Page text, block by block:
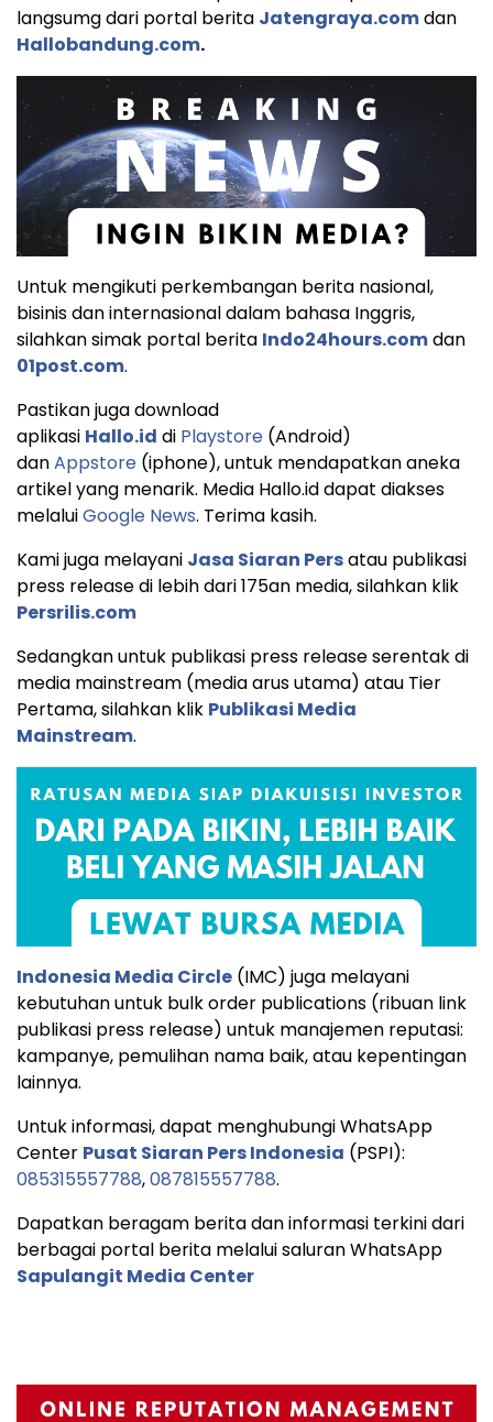
langsumg dari portal berita Jatengraya.comdan
Hallobandung.com.
Untuk mengikuti perkembangan berita nasional,
bisinis dan internasional dalam bahasa Inggris,
silahkan simak portal berita Indo24hours.comdan
01post.com.
Pastikan juga download
aplikasi Hallo.id di Playstore (Android)
danAppstore (iphone), untuk mendapatkan aneka
artikel yang menarik. Media Hallo.id dapat diakses
melaluiGoogle News. Terima kasih.
Kami juga melayani Jasa Siaran Persatau publikasi
press release di lebih dari 175an media, silahkan klik
Persrilis.com
Sedangkan untuk publikasi press release serentak di
media mainstream (media arus utama) atau Tier
Pertama, silahkan klik Publikasi Media
Mainstream.
Indonesia Media Circle (IMC) juga melayani
kebutuhan untuk bulk order publications (ribuan link
publikasi press release) untuk manajemen reputasi:
kampanye, pemulihan nama baik, atau kepentingan
lainnya.
Untuk informasi, dapat menghubungi WhatsApp
Center Pusat Siaran Pers Indonesia (PSPI):
085315557788,087815557788.
Dapatkan beragam berita dan informasi terkini dari
berbagai portal berita melalui saluran WhatsApp
Sapulangit Media Center